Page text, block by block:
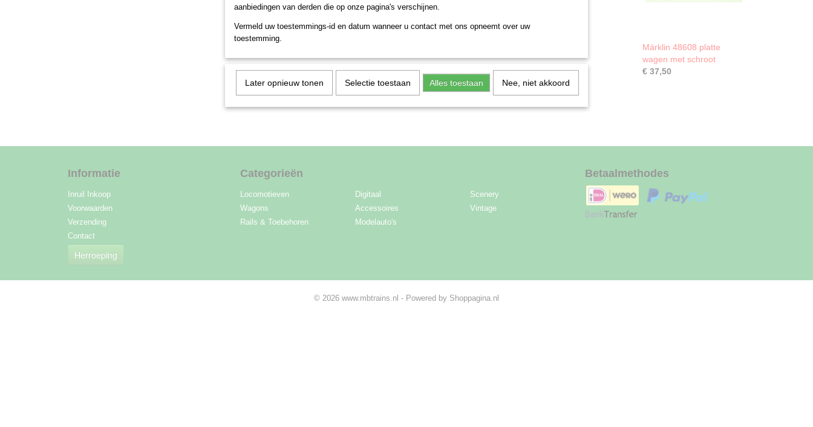
Märklin 48608 platte
wagen met schroot
€ 37,50
Informatie
Inruil Inkoop
Voorwaarden
Verzending
Contact
Herroeping
Categorieën
Locomotieven
Wagons
Rails & Toebehoren
Digitaal
Accessoires
Modelauto's
Scenery
Vintage
Betaalmethodes
© 2026 www.mbtrains.nl - Powered by Shoppagina.nl
aanbiedingen van derden die op onze pagina's verschijnen.
Vermeld uw toestemmings-id en datum wanneer u contact met ons opneemt over uw
toestemming.
Later opnieuw tonen Selectie toestaan Alles toestaan Nee, niet akkoord